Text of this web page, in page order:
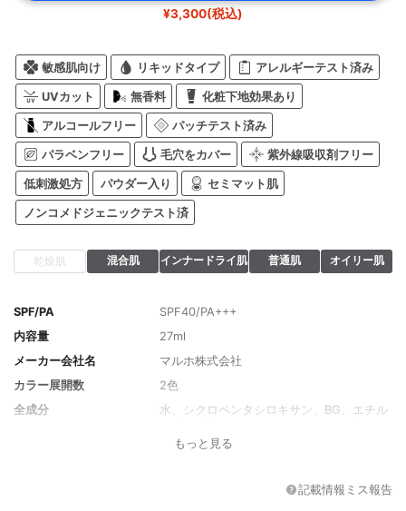
¥3,300(税込)
敏感肌向け リキッドタイプ アレルギーテスト済み
UVカット 無香料 化粧下地効果あり
アルコールフリー パッチテスト済み
パラベンフリー 毛穴をカバー 紫外線吸収剤フリー
低刺激処方 パウダー入り セミマット肌
ノンコメドジェニックテスト済
乾燥肌 混合肌 インナードライ肌 普通肌 オイリー肌
SPF/PA
SPF40/PA+++
内容量
27ml
メーカー会社名
マルホ株式会社
カラー展開数
2色
全成分
水、シクロペンタシロキサン、BG、エチル
ェニルトリメチコン、ラウリルPEG-9ポリ
トリモニウム、加水分解ヒアルロン酸アル
もっと見る
記載情報ミス報告